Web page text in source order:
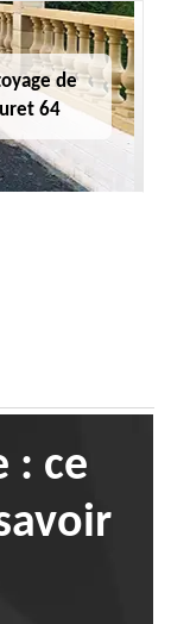
de
64
: ce